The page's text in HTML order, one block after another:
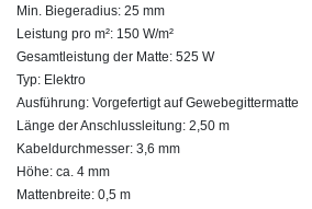
Min. Biegeradius: 25 mm
Leistung pro m²: 150 W/m²
Gesamtleistung der Matte: 525 W
Typ: Elektro
Ausführung: Vorgefertigt auf Gewebegittermatte
Länge der Anschlussleitung: 2,50 m
Kabeldurchmesser: 3,6 mm
Höhe: ca. 4 mm
Mattenbreite: 0,5 m